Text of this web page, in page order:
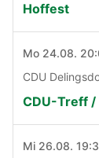
Hoffest
Mo 24.08.
CDU
CDU-Treff
Mi 26.08.